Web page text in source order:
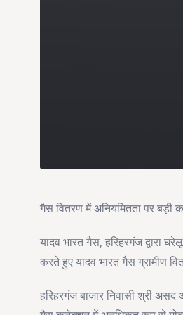
गैस वितरण में अनियमितता पर बड़ी
यादव भारत गैस, हरिहरगंज द्वारा
करते हुए यादव भारत गैस ग्रामीण
हरिहरगंज बाजार निवासी श्री